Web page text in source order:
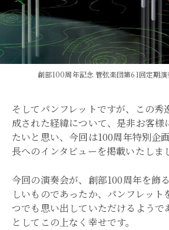
創部100周年記念 管弦楽団第61回定期演
そしてパンフレットですが、この秀
成された経緯について、是非お客様
たいと思い、今回は100周年特別企
長へのインタビューを掲載いたしま
今回の演奏会が、創部100周年を飾
しいものであったか、パンフレット
つでも思い出していただけるようで
としてこの上なく幸せです。